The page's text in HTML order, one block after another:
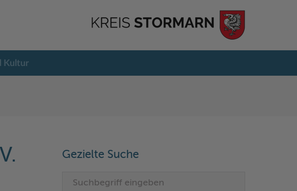
Kultur
Gezielte Suche